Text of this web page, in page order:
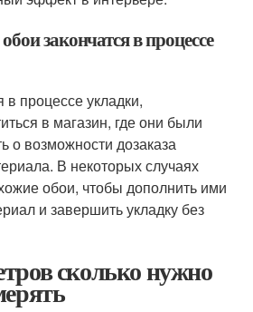
закончатся в процессе
в процессе укладки,
в магазин, где они были
о возможности дозаказа
В некоторых случаях
обои, чтобы дополнить ими
и завершить укладку без
сколько нужно